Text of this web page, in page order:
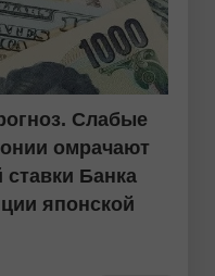
Слабые
омрачают
Банка
японской